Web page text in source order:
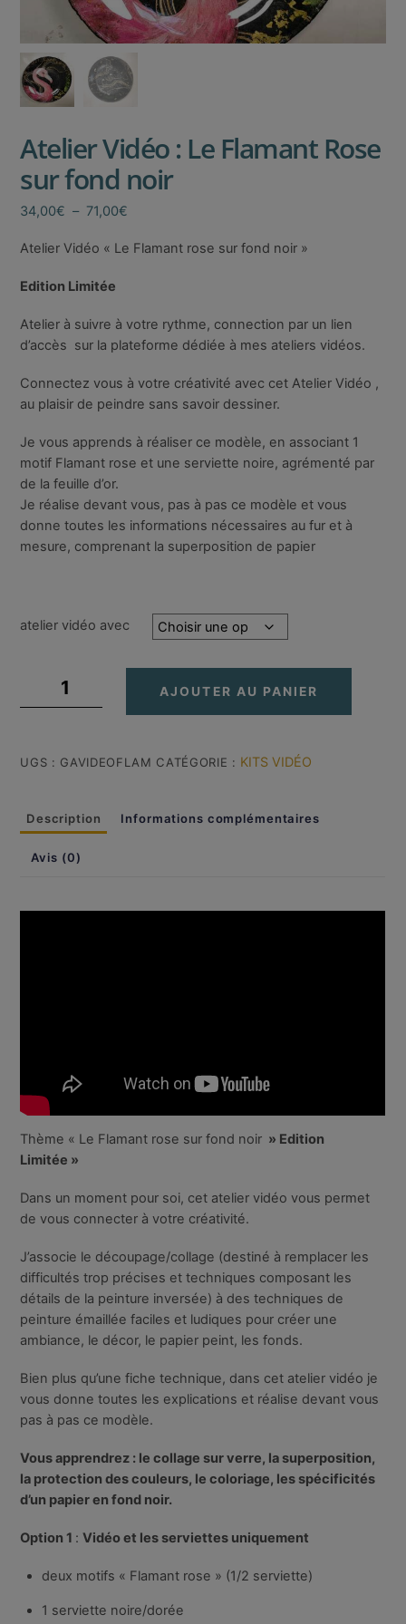
Atelier Vidéo : Le Flamant Rose
sur fond noir
34,00€ – 71,00€
prix :
Atelier Vidéo « Le Flamant rose sur fond noir »
Edition Limitée
Atelier à suivre à votre rythme, connection par un lien
d’accès sur la plateforme dédiée à mes ateliers vidéos.
Connectez vous à votre créativité avec cet Atelier Vidéo ,
au plaisir de peindre sans savoir dessiner.
Je vous apprends à réaliser ce modèle, en associant 1
motif Flamant rose et une serviette noire, agrémenté par
de la feuille d’or.
Je réalise devant vous, pas à pas ce modèle et vous
donne toutes les informations nécessaires au fur et à
mesure, comprenant la superposition de papier
atelier vidéo avec
:
Rose
fond
AJOUTER AU PANIER
UGS : GAVIDEOFLAM CATÉGORIE : KITS VIDÉO
Description Informations complémentaires
Avis (0)
Thème « Le Flamant rose sur fond noir » Edition
Limitée »
Dans un moment pour soi, cet atelier vidéo vous permet
de vous connecter à votre créativité.
J’associe le découpage/collage (destiné à remplacer les
difficultés trop précises et techniques composant les
détails de la peinture inversée) à des techniques de
peinture émaillée faciles et ludiques pour créer une
ambiance, le décor, le papier peint, les fonds.
Bien plus qu’une fiche technique, dans cet atelier vidéo je
vous donne toutes les explications et réalise devant vous
pas à pas ce modèle.
Vous apprendrez : le collage sur verre, la superposition,
la protection des couleurs, le coloriage, les spécificités
d’un papier en fond noir.
Option 1 :Vidéo et les serviettes uniquement
deux motifs « Flamant rose » (1/2 serviette)
1 serviette noire/dorée